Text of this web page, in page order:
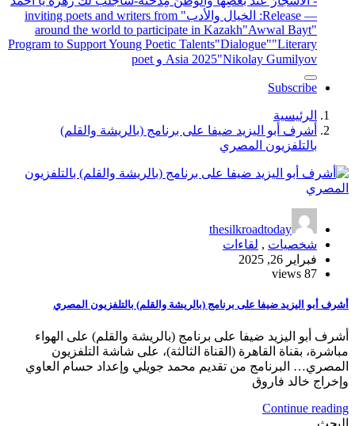
" inviting poets and writers from
around the world to participate in
Program to Support Young Poetic Talents
Asia
على برنامج (بالريشة والقلم)
(بالريشة والقلم) بالتلفزيون المصري
(بالريشة والقلم) على الهواء
الثالثة)، على شاشة التلفزيون
محمد جويلي وإعداد حسام العاوي